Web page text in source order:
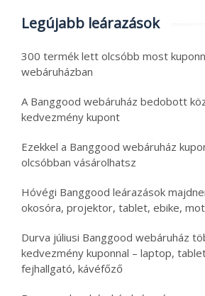
Legújabb leárazások
300 termék lett olcsóbb most
webáruházban
A Banggood webáruház bedobott
kedvezmény kupont
Ezekkel a Banggood webáruház
olcsóbban vásárolhatsz
Hóvégi Banggood leárazások
okosóra, projektor, tablet, ebike,
Durva júliusi Banggood webáruház
kedvezmény kuponnal – laptop,
fejhallgató, kávéfőző